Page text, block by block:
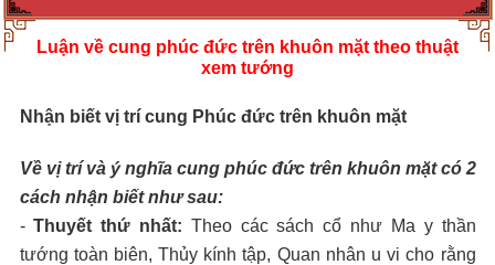
Luận về cung phúc đức trên khuôn mặt theo thuật
xem tướng
Nhận biết vị trí cung Phúc đức trên khuôn mặt
Về vị trí và ý nghĩa cung phúc đức trên khuôn mặt có 2
cách nhận biết như sau:
-Thuyết thứ nhất: Theo các sách cổ như Ma y thần
tướng toàn biên, Thủy kính tập, Quan nhân u vi cho rằng